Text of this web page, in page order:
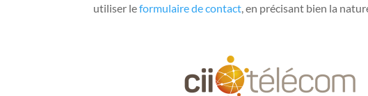
utiliser leformulaire de contact, en précisant bien la